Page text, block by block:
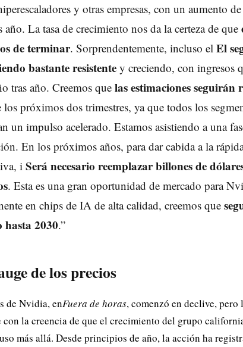
y otras empresas, con un aumento
año. La tasa de crecimiento nos da la certeza de que
de terminar. Sorprendentemente, incluso el El
bastante resistentey creciendo, con ingresos
tras año. Creemos que las estimaciones seguirán
los próximos dos trimestres, ya que todos los
un impulso acelerado. Estamos asistiendo a una
En los próximos años, para dar cabida a la
i Será necesario reemplazar billones de
. Esta es una gran oportunidad de mercado para
en chips de IA de alta calidad, creemos que
hasta 2030.”
de los precios
de Nvidia, enFuera de horas, comenzó en declive,
con la creencia de que el crecimiento del grupo
más allá. Desde principios de año, la acción ha